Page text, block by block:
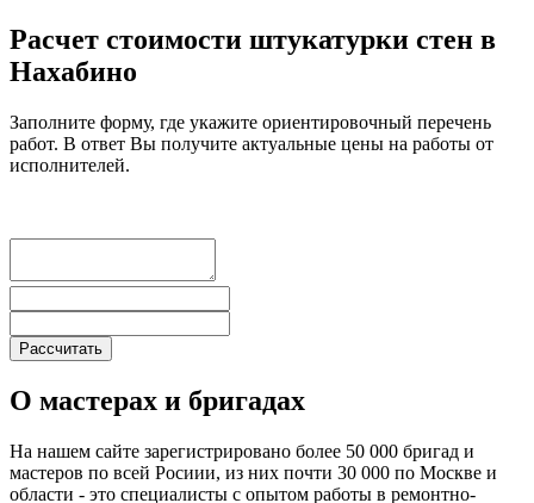
Расчет стоимости штукатурки стен в
Нахабино
Заполните форму, где укажите ориентировочный перечень
работ. В ответ Вы получите актуальные цены на работы от
исполнителей.
О мастерах и бригадах
На нашем сайте зарегистрировано более 50 000 бригад и
мастеров по всей Росиии, из них почти 30 000 по Москве и
области - это специалисты с опытом работы в ремонтно-